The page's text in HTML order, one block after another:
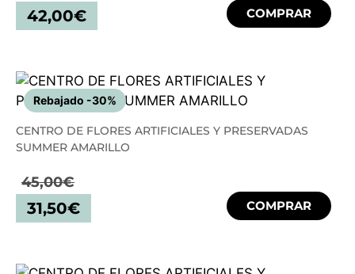
42,00€ COMPRAR
Rebajado -30%
CENTRO DE FLORES ARTIFICIALES Y PRESERVADAS
SUMMER AMARILLO
45,00€
31,50€ COMPRAR